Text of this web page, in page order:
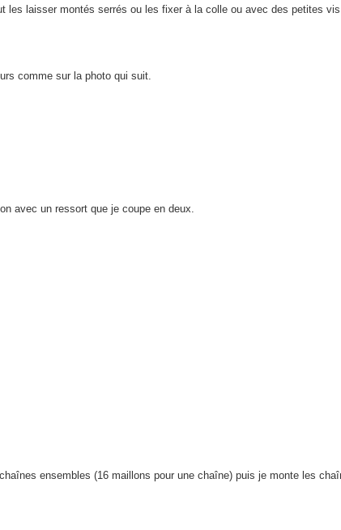
les laisser montés serrés ou les fixer à la colle ou avec des petites
comme sur la photo qui suit.
avec un ressort que je coupe en deux.
ensembles (16 maillons pour une chaîne) puis je monte les